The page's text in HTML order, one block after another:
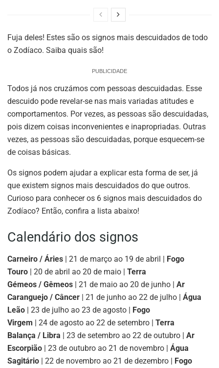
Fuja deles! Estes são os signos mais descuidados de todo
o Zodíaco. Saiba quais são!
PUBLICIDADE
Todos já nos cruzámos com pessoas descuidadas. Esse
descuido pode revelar-se nas mais variadas atitudes e
comportamentos. Por vezes, as pessoas são descuidadas,
pois dizem coisas inconvenientes e inapropriadas. Outras
vezes, as pessoas são descuidadas, porque esquecem-se
de coisas básicas.
Os signos podem ajudar a explicar esta forma de ser, já
que existem signos mais descuidados do que outros.
Curioso para conhecer os 6 signos mais descuidados do
Zodíaco? Então, confira a lista abaixo!
Calendário dos signos
Carneiro / Áries | 21 de março ao 19 de abril | Fogo
Touro | 20 de abril ao 20 de maio | Terra
Gémeos / Gêmeos | 21 de maio ao 20 de junho | Ar
Caranguejo / Câncer | 21 de junho ao 22 de julho | Água
Leão | 23 de julho ao 23 de agosto | Fogo
Virgem | 24 de agosto ao 22 de setembro | Terra
Balança / Libra | 23 de setembro ao 22 de outubro | Ar
Escorpião | 23 de outubro ao 21 de novembro | Água
Sagitário | 22 de novembro ao 21 de dezembro | Fogo